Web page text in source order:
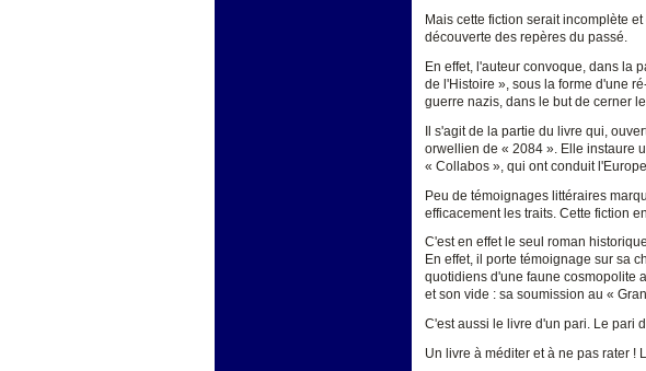
Mais cette fiction serait incomplète
découverte des repères du passé.
En effet, l'auteur convoque, dans la
de l'Histoire », sous la forme d'une
guerre nazis, dans le but de cerner
Il s'agit de la partie du livre qui,
orwellien de « 2084 ». Elle instaure
« Collabos », qui ont conduit
Peu de témoignages littéraires
efficacement les traits. Cette fiction
C'est en effet le seul roman
En effet, il porte témoignage sur sa
quotidiens d'une faune cosmopolite
et son vide : sa soumission au «
C'est aussi le livre d'un pari. Le pari
Un livre à méditer et à ne pas rater !